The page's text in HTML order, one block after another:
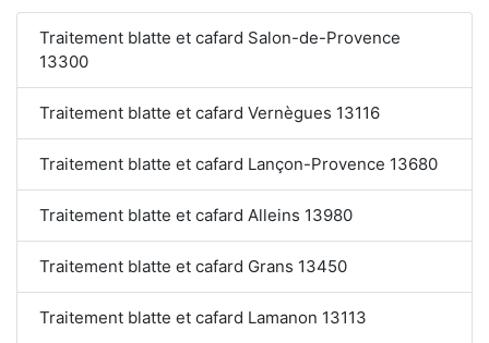
Traitement blatte et cafard Salon-de-Provence
13300
Traitement blatte et cafard Vernègues 13116
Traitement blatte et cafard Lançon-Provence 13680
Traitement blatte et cafard Alleins 13980
Traitement blatte et cafard Grans 13450
Traitement blatte et cafard Lamanon 13113